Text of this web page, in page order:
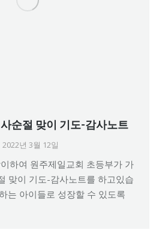
순절 맞이 기도-감사노트
2022년 3월 12일
하여 원주제일교회 초등부가 가
맞이 기도-감사노트를 하고있습
는 아이들로 성장할 수 있도록